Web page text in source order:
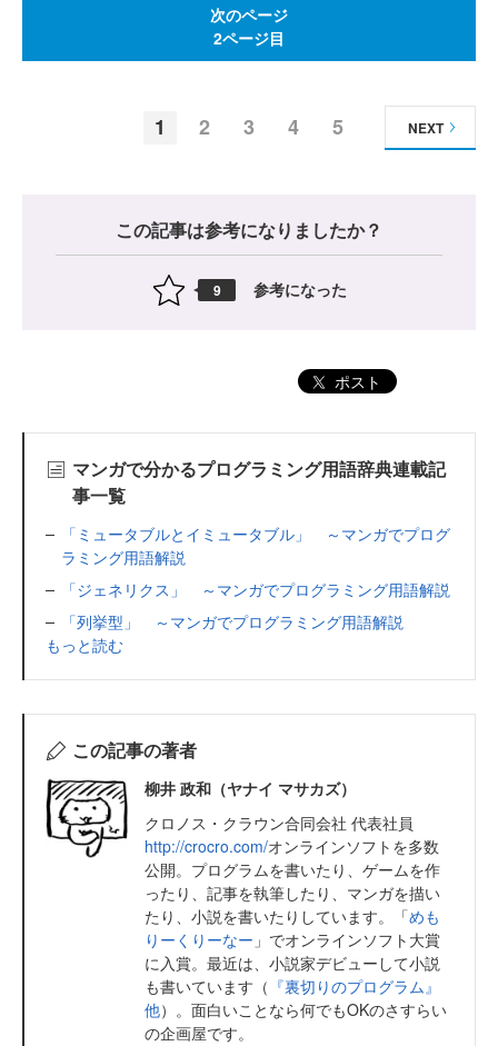
次のページ
2ページ目
1 2 3 4 5 NEXT
この記事は参考になりましたか？
9 参考になった
ポスト
マンガで分かるプログラミング用語辞典連載記
事一覧
「ミュータブルとイミュータブル」 ～マンガでプログ
ラミング用語解説
「ジェネリクス」 ～マンガでプログラミング用語解説
「列挙型」 ～マンガでプログラミング用語解説
もっと読む
この記事の著者
柳井 政和（ヤナイ マサカズ）
クロノス・クラウン合同会社 代表社員
http://crocro.com/オンラインソフトを多数
公開。プログラムを書いたり、ゲームを作
ったり、記事を執筆したり、マンガを描い
たり、小説を書いたりしています。「めも
りーくりーなー 」でオンラインソフト大賞
に入賞。最近は、小説家デビューして小説
も書いています（ 『裏切りのプログラム』
他）。面白いことなら何でもOKのさすらい
の企画屋です。